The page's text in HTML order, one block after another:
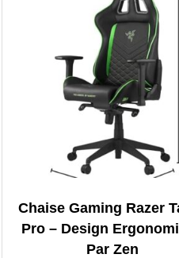
Chaise Gaming Razer
Pro – Design
Par Zen